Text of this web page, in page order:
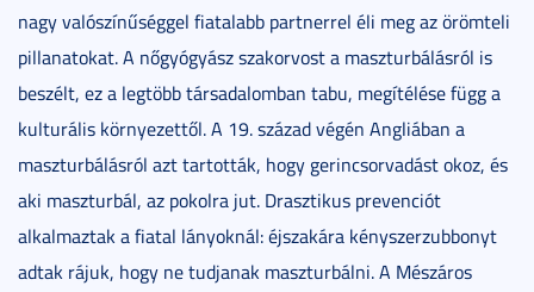
nagy valószínűséggel fiatalabb partnerrel éli meg az örömteli
pillanatokat. A nőgyógyász szakorvost a maszturbálásról is
beszélt, ez a legtöbb társadalomban tabu, megítélése függ a
kulturális környezettől. A 19. század végén Angliában a
maszturbálásról azt tartották, hogy gerincsorvadást okoz, és
aki maszturbál, az pokolra jut. Drasztikus prevenciót
alkalmaztak a fiatal lányoknál: éjszakára kényszerzubbonyt
adtak rájuk, hogy ne tudjanak maszturbálni. A Mészáros